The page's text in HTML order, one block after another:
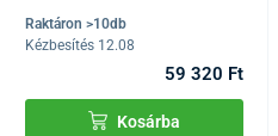
Raktáron >10db
Kézbesítés 12.08
59 320 Ft
Kosárba